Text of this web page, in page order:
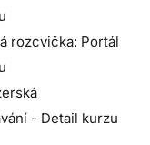
rozcvička: Portál
- Detail kurzu